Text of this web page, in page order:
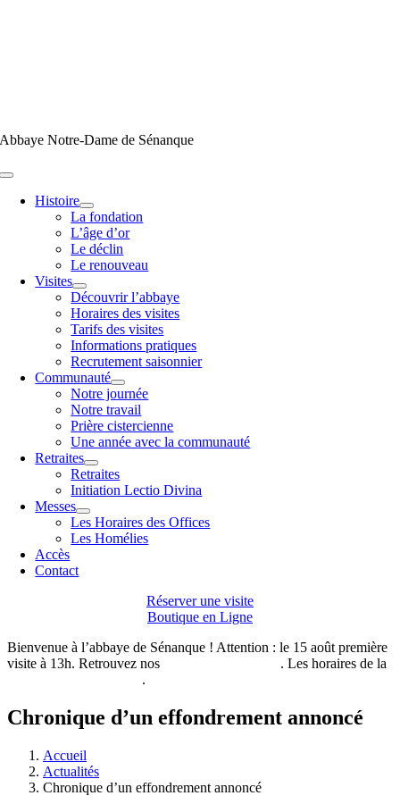
Abbaye Notre-Dame de Sénanque
Toggle
NavigationHistoire
La fondation
L’âge d’or
Le déclin
Le renouveau
Visites
Découvrir l’abbaye
Horaires des visites
Tarifs des visites
Informations pratiques
Recrutement saisonnier
Communauté
Notre journée
Notre travail
Prière cistercienne
Une année avec la communauté
Retraites
Retraites
Initiation Lectio Divina
Messes
Les Horaires des Offices
Les Homélies
Accès
Contact
Réserver une visite
Boutique en Ligne
Bienvenue à l’abbaye de Sénanque ! Attention : le 15 août première
visite à 13h. Retrouvez nos
. Les horaires de la
.
Chronique d’un effondrement annoncé
Accueil
Actualités
Chronique d’un effondrement annoncé